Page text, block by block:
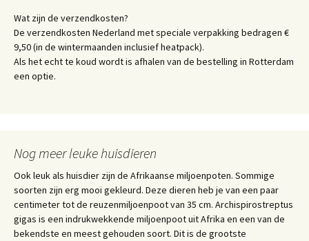
Wat zijn de verzendkosten?
De verzendkosten Nederland met speciale verpakking bedragen €
9,50 (in de wintermaanden inclusief heatpack).
Als het echt te koud wordt is afhalen van de bestelling in Rotterdam
een optie.
Nog meer leuke huisdieren
Ook leuk als huisdier zijn de Afrikaanse miljoenpoten. Sommige
soorten zijn erg mooi gekleurd. Deze dieren heb je van een paar
centimeter tot de reuzenmiljoenpoot van 35 cm. Archispirostreptus
gigas is een indrukwekkende miljoenpoot uit Afrika en een van de
bekendste en meest gehouden soort. Dit is de grootste